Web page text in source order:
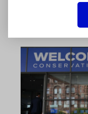
von Daniel